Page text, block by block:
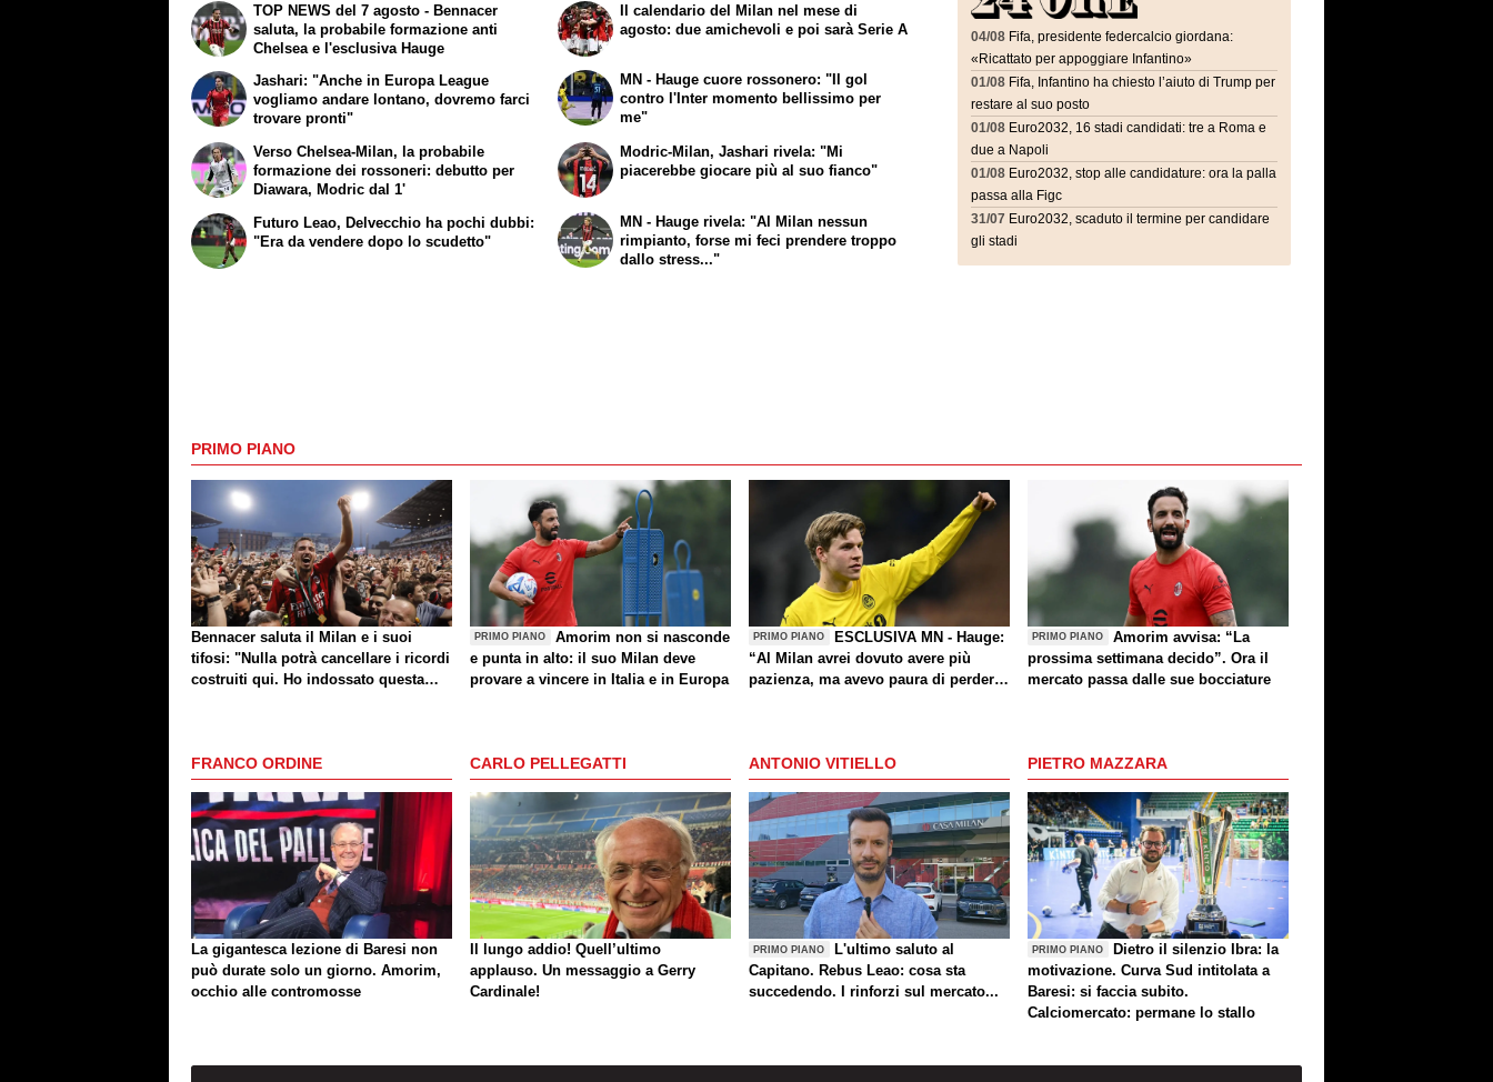
TOP NEWS del 7 agosto - Bennacer
saluta, la probabile formazione anti
Chelsea e l'esclusiva Hauge
Jashari: "Anche in Europa League
vogliamo andare lontano, dovremo farci
trovare pronti"
Il calendario del Milan nel mese di
agosto: due amichevoli e poi sarà Serie A
MN - Hauge cuore rossonero: "Il gol
contro l'Inter momento bellissimo per
me"
Verso Chelsea-Milan, la probabile
formazione dei rossoneri: debutto per
Diawara, Modric dal 1'
Futuro Leao, Delvecchio ha pochi dubbi:
"Era da vendere dopo lo scudetto"
Modric-Milan, Jashari rivela: "Mi
piacerebbe giocare più al suo fianco"
MN - Hauge rivela: "Al Milan nessun
rimpianto, forse mi feci prendere troppo
dallo stress..."
04/08 Fifa, presidente federcalcio giordana:
«Ricattato per appoggiare Infantino»
01/08 Fifa, Infantino ha chiesto l’aiuto di Trump per
restare al suo posto
01/08 Euro2032, 16 stadi candidati: tre a Roma e
due a Napoli
01/08 Euro2032, stop alle candidature: ora la palla
passa alla Figc
31/07 Euro2032, scaduto il termine per candidare
gli stadi
PRIMO PIANO
Bennacer saluta il Milan e i suoi
tifosi: "Nulla potrà cancellare i ricordi
costruiti qui. Ho indossato questa
PRIMO PIANO
Amorim non si nasconde
e punta in alto: il suo Milan deve
provare a vincere in Italia e in Europa
PRIMO PIANO
ESCLUSIVA MN - Hauge:
“Al Milan avrei dovuto avere più
pazienza, ma avevo paura di perdere
un giorno? Magari. Forza Milan!”
PRIMO PIANO
Amorim avvisa: “La
prossima settimana decido”. Ora il
mercato passa dalle sue bocciature
FRANCO ORDINE
La gigantesca lezione di Baresi non
può durate solo un giorno. Amorim,
occhio alle contromosse
CARLO PELLEGATTI
Il lungo addio! Quell’ultimo
applauso. Un messaggio a Gerry
Cardinale!
ANTONIO VITIELLO
PRIMO PIANO
L'ultimo saluto al
Capitano. Rebus Leao: cosa sta
succedendo. I rinforzi sul mercato...
PIETRO MAZZARA
PRIMO PIANO
Dietro il silenzio Ibra: la
motivazione. Curva Sud intitolata a
Baresi: si faccia subito.
Calciomercato: permane lo stallo